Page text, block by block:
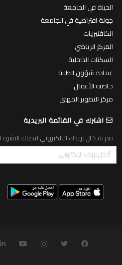
الحياة في الجامعة
جولة افتراضية في الجامعة
الكافتيريات
المركز الرياضي
السكنات الداخلية
عمادة شؤون الطلبة
حاضنة الأعمال
مركز التطوير المهني
اشترك في القائمة البريدية
قم بادخال بريدك الالكتروني لتصلك النشرة